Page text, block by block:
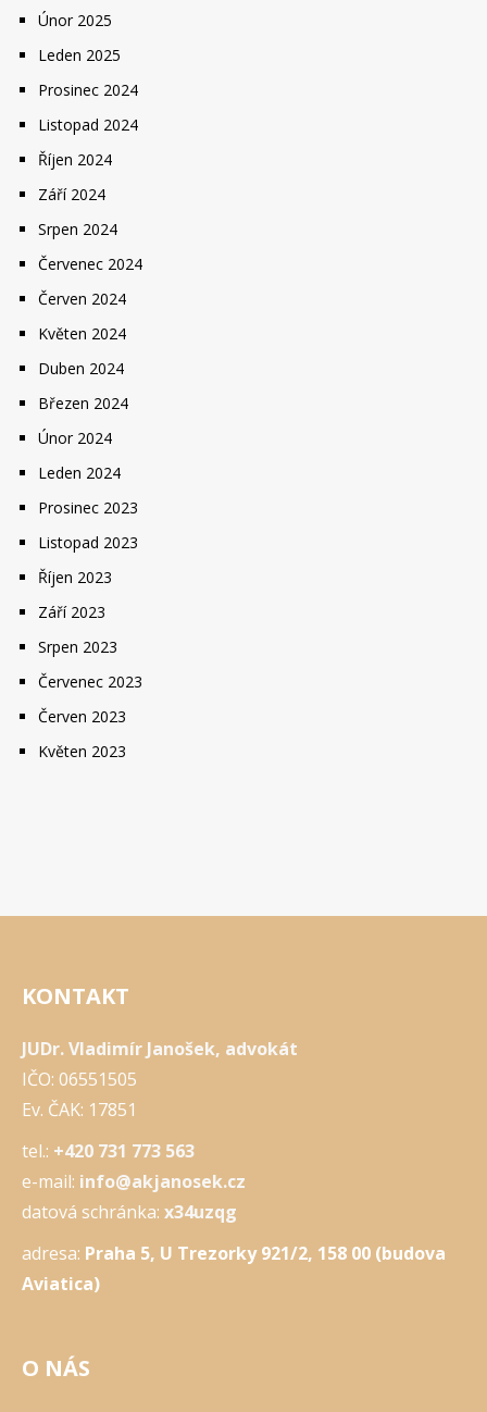
Únor 2025
Leden 2025
Prosinec 2024
Listopad 2024
Říjen 2024
Září 2024
Srpen 2024
Červenec 2024
Červen 2024
Květen 2024
Duben 2024
Březen 2024
Únor 2024
Leden 2024
Prosinec 2023
Listopad 2023
Říjen 2023
Září 2023
Srpen 2023
Červenec 2023
Červen 2023
Květen 2023
KONTAKT
JUDr. Vladimír Janošek, advokát
IČO: 06551505
Ev. ČAK: 17851
tel.: +420 731 773 563
e-mail: info@akjanosek.cz
datová schránka: x34uzqg
adresa: Praha 5, U Trezorky 921/2, 158 00 (budova
Aviatica)
O NÁS